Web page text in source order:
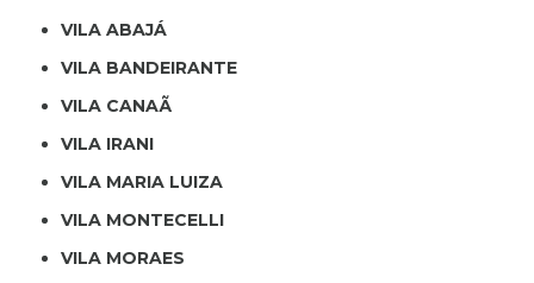
VILA ABAJÁ
VILA BANDEIRANTE
VILA CANAÃ
VILA IRANI
VILA MARIA LUIZA
VILA MONTECELLI
VILA MORAES